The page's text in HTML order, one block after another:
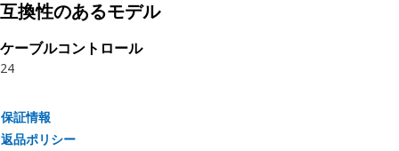
互換性のあるモデル
ケーブルコントロール
24
保証情報
返品ポリシー